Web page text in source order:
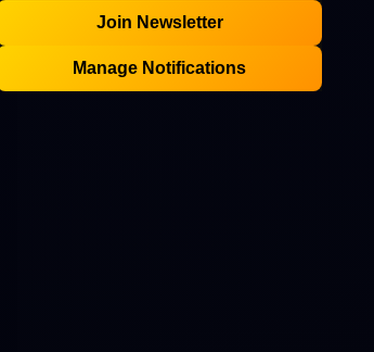
Join Newsletter
Manage Notifications